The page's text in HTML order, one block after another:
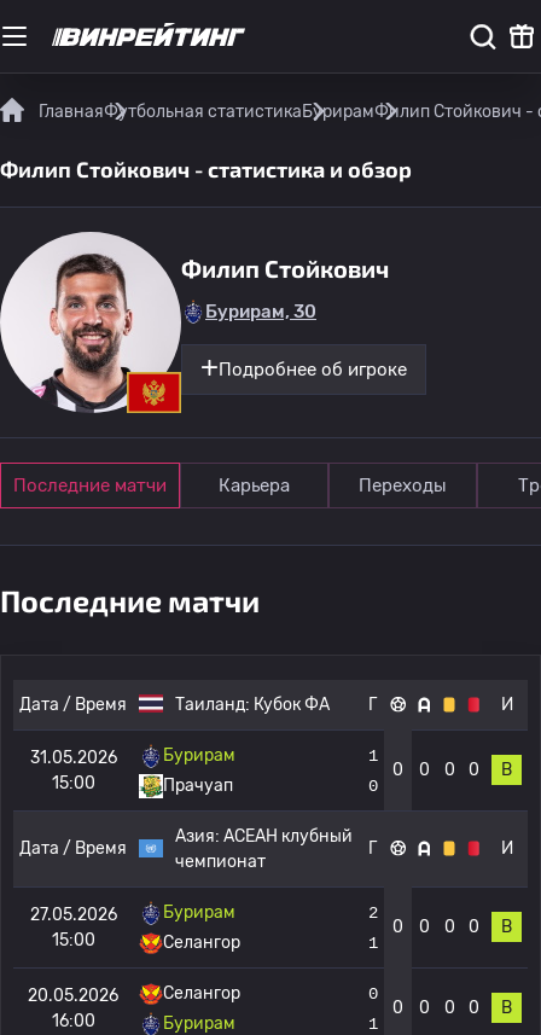
ГлавнаяФутбольная статистикаБурирамФилип Стойкович -
Филип Стойкович - статистика и обзор
Филип Стойкович
Бурирам, 30
Подробнее об игроке
Последние матчи Карьера Переходы
Последние матчи
Дата / Время Таиланд: Кубок ФА Г И
31.05.2026
15:00
Бурирам
Прачуап
1
0
0 0 0 0 В
Дата / Время
Азия: АСЕАН клубный
чемпионат
Г И
27.05.2026
15:00
Бурирам
Селангор
2
1
0 0 0 0 В
20.05.2026
16:00
Селангор
Бурирам
0
1
0 0 0 0 В